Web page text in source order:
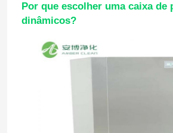
Por que escolher uma caixa de
dinâmicos?